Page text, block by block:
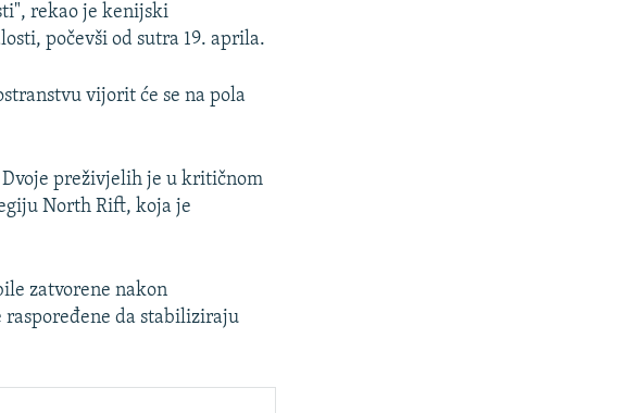
rekao je kenijski
počevši od sutra 19. aprila.
vijorit će se na pola
Dvoje preživjelih je u kritičnom
North Rift, koja je
zatvorene nakon
da stabiliziraju